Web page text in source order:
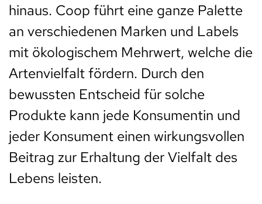
hinaus. Coop führt eine ganze Palette
an verschiedenen Marken und Labels
mit ökologischem Mehrwert, welche die
Artenvielfalt fördern. Durch den
bewussten Entscheid für solche
Produkte kann jede Konsumentin und
jeder Konsument einen wirkungsvollen
Beitrag zur Erhaltung der Vielfalt des
Lebens leisten.